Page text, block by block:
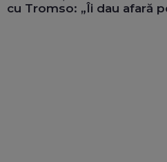
cu Tromso: „Îi dau afară